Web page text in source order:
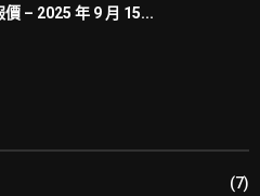
– 2025 年 9 月 15...
(7)